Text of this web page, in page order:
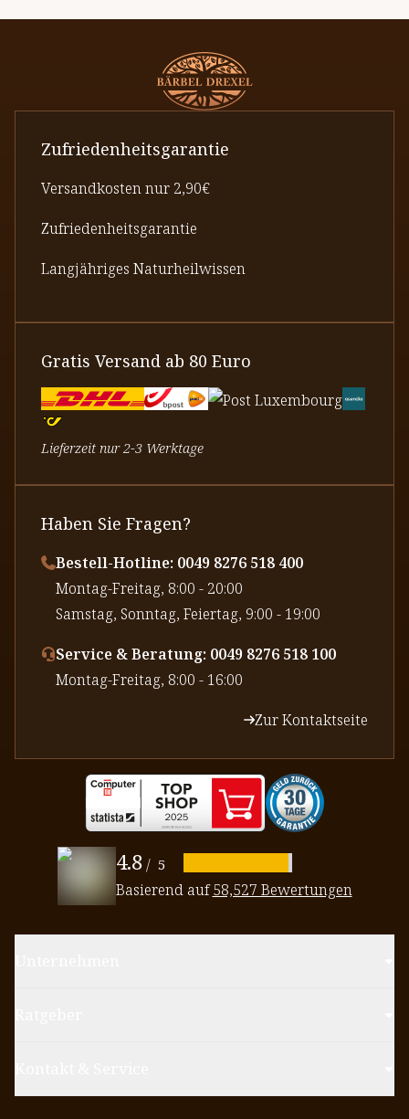
Zufriedenheitsgarantie
Versandkosten nur 2,90€
Zufriedenheitsgarantie
Langjähriges Naturheilwissen
Gratis Versand ab 80 Euro
Lieferzeit nur 2-3 Werktage
Haben Sie Fragen?
Bestell-Hotline: 0049 8276 518 400
⁠Montag-Freitag, 8:00 - 20:00
⁠Samstag, Sonntag, Feiertag, 9:00 - 19:00
Service & Beratung: 0049 8276 518 100
⁠Montag-Freitag, 8:00 - 16:00
Zur Kontaktseite
4.8 / 5
Basierend auf58,527 Bewertungen